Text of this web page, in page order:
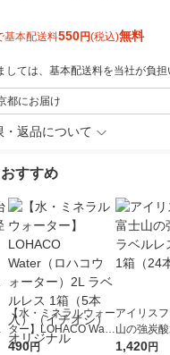
基本配送料550円(税込)無料
しては、基本配送料を当社が負担
都にお届け
返品について
すすめ
【水・ミネラルウォー
ター】LOHACO Wate
r（ロハコウォータ
490円
アイリス
山の強炭
レス 500ml
1,420円